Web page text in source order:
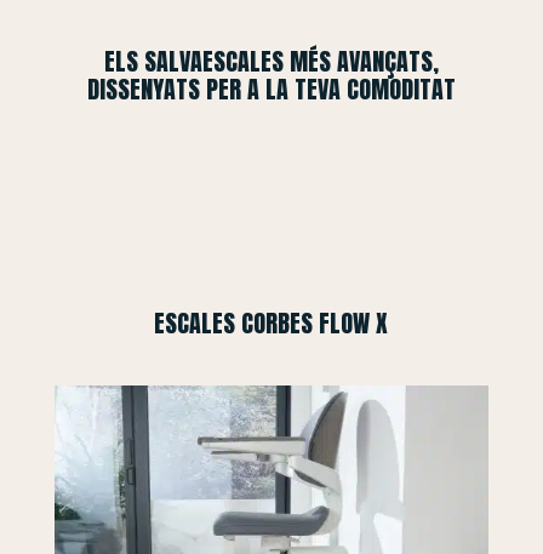
ELS SALVAESCALES MÉS AVANÇATS,
DISSENYATS PER A LA TEVA COMODITAT
ESCALES CORBES FLOW X